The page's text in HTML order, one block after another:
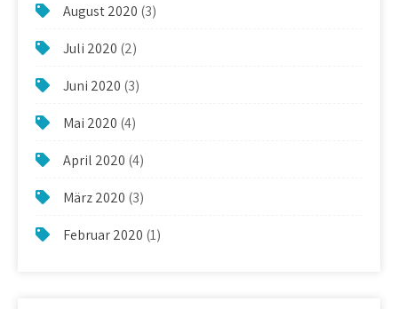
August 2020 (3)
Juli 2020 (2)
Juni 2020 (3)
Mai 2020 (4)
April 2020 (4)
März 2020 (3)
Februar 2020 (1)